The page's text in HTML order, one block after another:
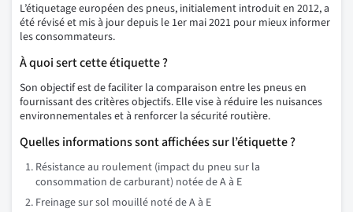
L’étiquetage européen des pneus, initialement introduit en 2012, a
été révisé et mis à jour depuis le 1er mai 2021 pour mieux informer
les consommateurs.
À quoi sert cette étiquette ?
Son objectif est de faciliter la comparaison entre les pneus en
fournissant des critères objectifs. Elle vise à réduire les nuisances
environnementales et à renforcer la sécurité routière.
Quelles informations sont affichées sur l’étiquette ?
Résistance au roulement (impact du pneu sur la
consommation de carburant) notée de A à E
Freinage sur sol mouillé noté de A à E